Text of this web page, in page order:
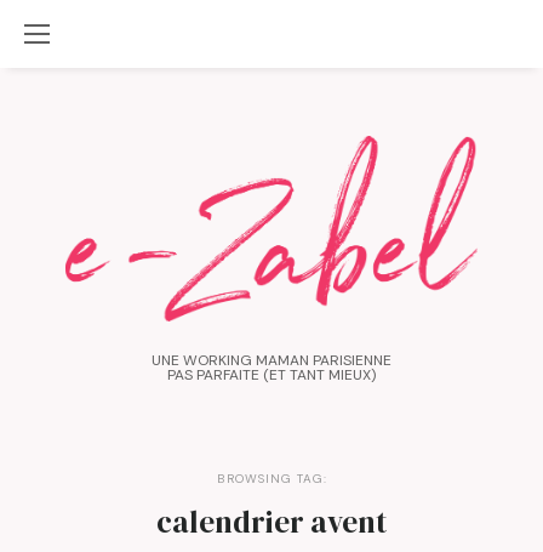
UNE WORKING MAMAN PARISIENNE
PAS PARFAITE (ET TANT MIEUX)
BROWSING TAG:
calendrier avent